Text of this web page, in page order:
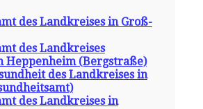
des Landkreises in Groß-
des Landkreises
Heppenheim (Bergstraße)
des Landkreises in
des Landkreises in